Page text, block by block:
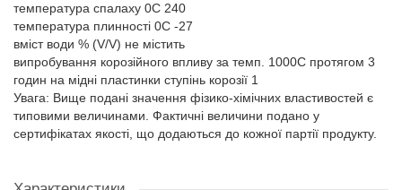
температура спалаху 0C 240
температура плинності 0C -27
вміст води % (V/V) не містить
випробування корозійного впливу за темп. 1000C протягом 3
годин на мідні пластинки ступінь корозії 1
Увага: Вище подані значення фізико-хімічних властивостей є
типовими величинами. Фактичні величини подано у
сертифікатах якості, що додаються до кожної партії продукту.